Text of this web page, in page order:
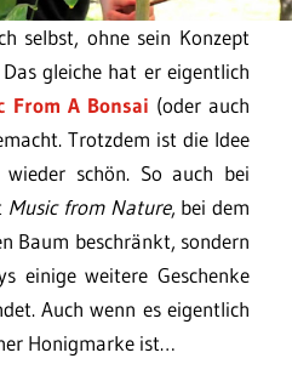
selbst, ohne sein Konzept
gleiche hat er eigentlich
From A Bonsai (oder auch
Trotzdem ist die Idee
schön. So auch bei
Music from Nature, bei dem
Baum beschränkt, sondern
einige weitere Geschenke
Auch wenn es eigentlich
Honigmarke ist…